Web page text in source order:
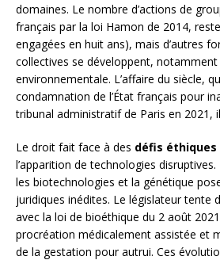
domaines. Le nombre d’actions de
français par la loi Hamon de 2014,
engagées en huit ans), mais d’autres
collectives se développent,
environnementale. L’affaire du siècle,
condamnation de l’État français pour
tribunal administratif de Paris en 2021,
Le droit fait face à des défis éthiques
l’apparition de technologies disruptives.
les biotechnologies et la génétique
juridiques inédites. Le législateur tente
avec la loi de bioéthique du 2 août
procréation médicalement assistée et
de la gestation pour autrui. Ces